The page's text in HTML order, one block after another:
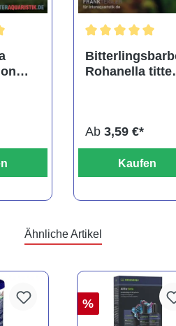
Rohanella
Ab 3,59 €*
Kaufen
Ähnliche Artikel
%